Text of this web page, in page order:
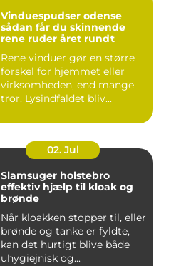
Vinduespudser odense
sådan får du skinnende
rene ruder året rundt
Rene vinduer gør en større
forskel for hjemmet eller
virksomheden, end mange
tror. Lysindfaldet bliv...
02. Jul
Slamsuger holstebro
effektiv hjælp til kloak og
brønde
Når kloakken stopper til, eller
brønde og tanke er fyldte,
kan det hurtigt blive både
uhygiejnisk og...